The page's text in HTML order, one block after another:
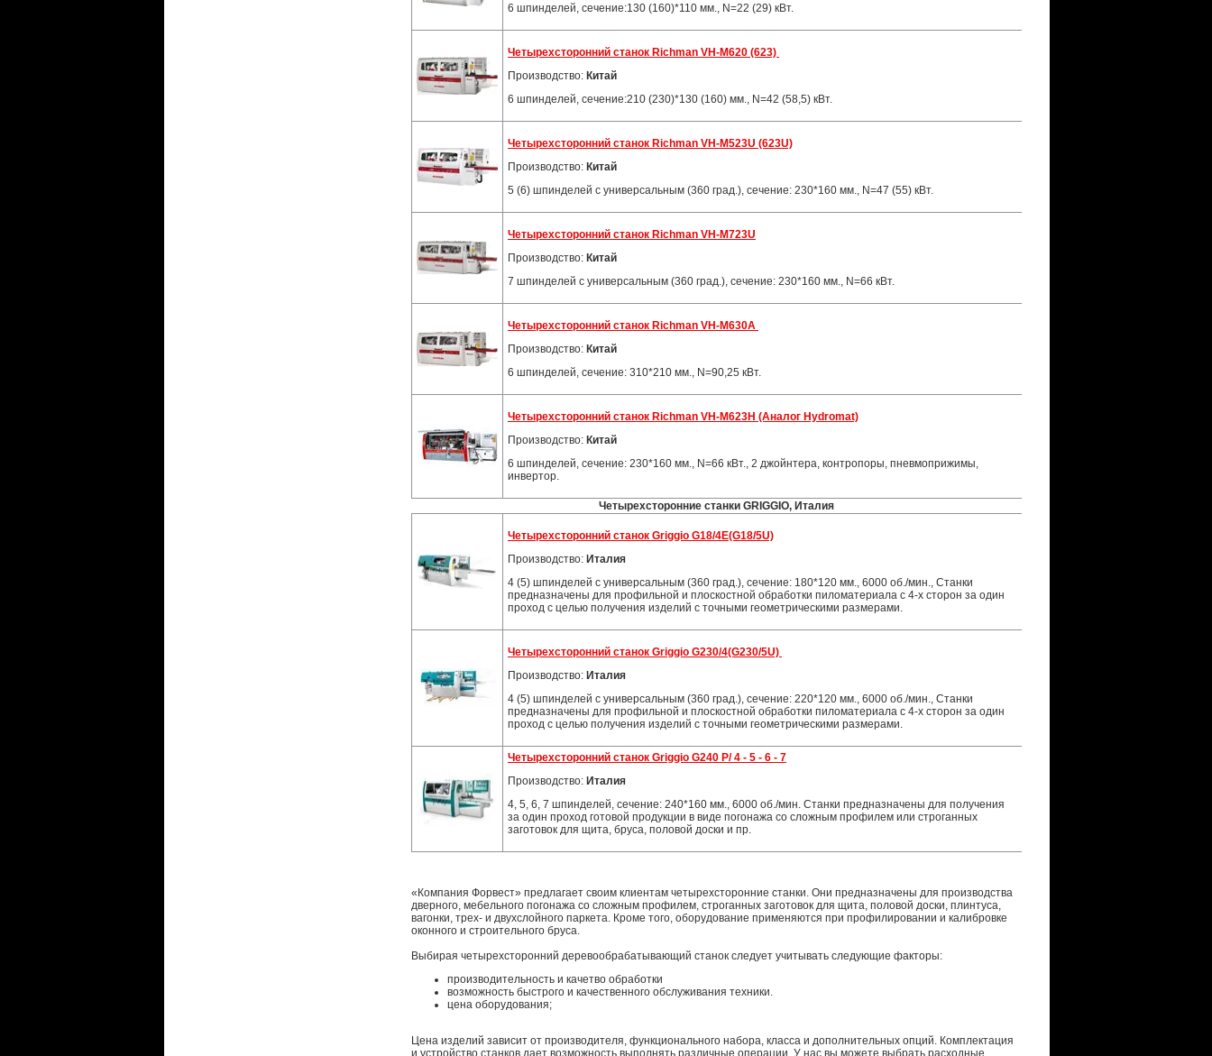
6 шпинделей, сечение:130 (160)*110 мм., N=22 (29) кВт.
Четырехсторонний станок Richman VH-M620 (623)
Производство: Китай
6 шпинделей, сечение:210 (230)*130 (160) мм., N=42 (58,5) кВт.
Четырехсторонний станок Richman VH-M523U (623U)
Производство: Китай
5 (6) шпинделей с универсальным (360 град.), сечение: 230*160 мм., N=47 (55) кВт.
Четырехсторонний станок Richman VH-M723U
Производство: Китай
7 шпинделей с универсальным (360 град.), сечение: 230*160 мм., N=66 кВт.
Четырехсторонний станок Richman VH-M630A
Производство: Китай
6 шпинделей, сечение: 310*210 мм., N=90,25 кВт.
Четырехсторонний станок Richman VH-M623Н (Аналог Hydromat)
Производство: Китай
6 шпинделей, сечение: 230*160 мм., N=66 кВт., 2 джойнтера, контропоры, пневмоприжимы,
инвертор.
Четырехсторонние станки GRIGGIO, Италия
Четырехсторонний станок Griggio G18/4E(G18/5U)
Производство: Италия
4 (5) шпинделей с универсальным (360 град.), сечение: 180*120 мм., 6000 об./мин., Станки
предназначены для профильной и плоскостной обработки пиломатериала с 4-х сторон за один
проход с целью получения изделий c точными геометрическими размерами.
Четырехсторонний станок Griggio G230/4(G230/5U)
Производство: Италия
4 (5) шпинделей с универсальным (360 град.), сечение: 220*120 мм., 6000 об./мин., Станки
предназначены для профильной и плоскостной обработки пиломатериала с 4-х сторон за один
проход с целью получения изделий c точными геометрическими размерами.
Четырехсторонний станок Griggio G240 P/ 4 - 5 - 6 - 7
Производство: Италия
4, 5, 6, 7 шпинделей, сечение: 240*160 мм., 6000 об./мин. Станки предназначены для получения
за один проход готовой продукции в виде погонажа со сложным профилем или строганных
заготовок для щита, бруса, половой доски и пр.
«Компания Форвест» предлагает своим клиентам четырехсторонние станки. Они предназначены для производства
дверного, мебельного погонажа со сложным профилем, строганных заготовок для щита, половой доски, плинтуса,
вагонки, трех- и двухслойного паркета. Кроме того, оборудование применяются при профилировании и калибровке
оконного и строительного бруса.
Выбирая четырехсторонний деревообрабатывающий станок следует учитывать следующие факторы:
производительность и качетво обработки
возможность быстрого и качественного обслуживания техники.
цена оборудования;
Цена изделий зависит от производителя, функционального набора, класса и дополнительных опций. Комплектация
и устройство станков дает возможность выполнять различные операции. У нас вы можете выбрать расходные